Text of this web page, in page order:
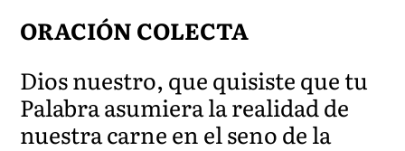
ORACIÓN COLECTA
Dios nuestro, que quisiste que tu
Palabra asumiera la realidad de
nuestra carne en el seno de la